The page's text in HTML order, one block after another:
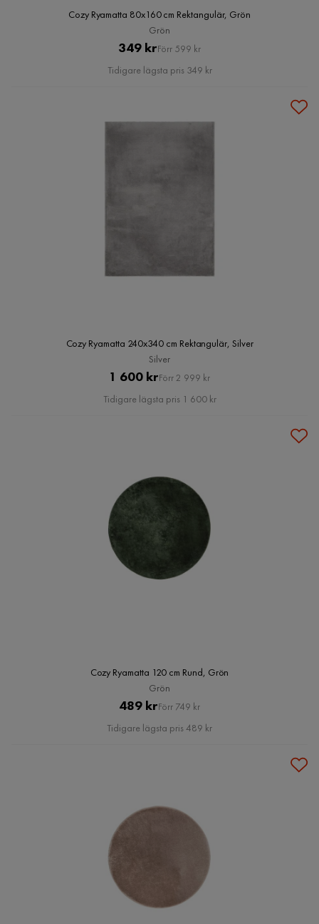
Cozy Ryamatta 80x160 cm Rektangulär, Grön
Grön
Pris
349 krOriginal
Pris
Förr 599 kr
Tidigare lägsta pris 349 kr
Cozy Ryamatta 240x340 cm Rektangulär, Silver
Silver
Pris
1 600 krOriginal
Pris
Förr 2 999 kr
Tidigare lägsta pris 1 600 kr
Cozy Ryamatta 120 cm Rund, Grön
Grön
Pris
489 krOriginal
Pris
Förr 749 kr
Tidigare lägsta pris 489 kr